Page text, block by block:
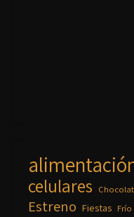
celulares
Estreno Fiestas Frío